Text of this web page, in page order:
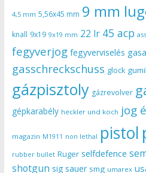
4,5 mm 5,56x45 mm 9 mm
knall 9x19 9x19 mm 22 lr 45 acp
fegyverjog fegyverviselés
gasschreckschuss glock
gázpisztoly gázrevolver
gépkarabély heckler und koch jog
magazin M1911 non lethal pistol
rubber bullet Ruger selfdefence
shotgun sig sauer smg umarex